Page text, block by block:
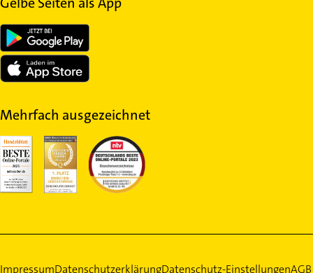
Mehrfach ausgezeichnet
ImpressumDatenschutzerklärungDatenschutz-EinstellungenAGB